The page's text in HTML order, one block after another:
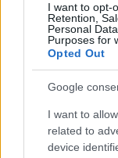
I want to opt-
Retention,
Personal
Purposes for
Opted Out
Google
I want to
related to
device
imádott a vízen
saját hajóján
változatban a
szólaltatta meg
választás volt,
színészhez. A
hangot a hajó
szégyent.